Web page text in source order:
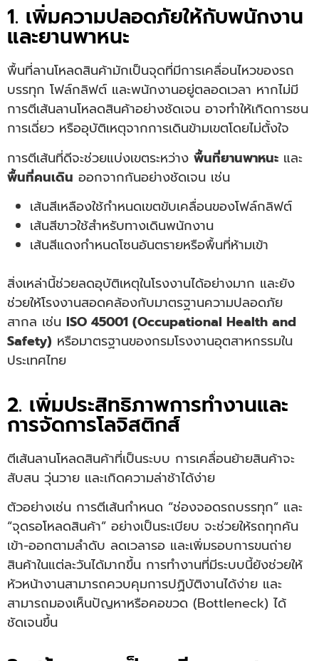
1. เพิ่มความปลอดภัยให้กับพนักงาน
และยานพาหนะ
พื้นที่ลานโหลดสินค้ามักเป็นจุดที่มีการเคลื่อนไหวของรถ
บรรทุก โฟล์กลิฟต์ และพนักงานอยู่ตลอดเวลา หากไม่มี
การตีเส้นลานโหลดสินค้าอย่างชัดเจน อาจทำให้เกิดการชน
การเฉี่ยว หรืออุบัติเหตุจากการเดินข้ามเขตโดยไม่ตั้งใจ
การตีเส้นที่ดีจะช่วยแบ่งเขตระหว่าง พื้นที่ยานพาหนะ และ
พื้นที่คนเดิน ออกจากกันอย่างชัดเจน เช่น
เส้นสีเหลืองใช้กำหนดเขตขับเคลื่อนของโฟล์กลิฟต์
เส้นสีขาวใช้สำหรับทางเดินพนักงาน
เส้นสีแดงกำหนดโซนอันตรายหรือพื้นที่ห้ามเข้า
สิ่งเหล่านี้ช่วยลดอุบัติเหตุในโรงงานได้อย่างมาก และยัง
ช่วยให้โรงงานสอดคล้องกับมาตรฐานความปลอดภัย
สากล เช่น ISO 45001 (Occupational Health and
Safety) หรือมาตรฐานของกรมโรงงานอุตสาหกรรมใน
ประเทศไทย
2. เพิ่มประสิทธิภาพการทำงานและ
การจัดการโลจิสติกส์
ตีเส้นลานโหลดสินค้าที่เป็นระบบ การเคลื่อนย้ายสินค้าจะ
สับสน วุ่นวาย และเกิดความล่าช้าได้ง่าย
ตัวอย่างเช่น การตีเส้นกำหนด “ช่องจอดรถบรรทุก” และ
“จุดรอโหลดสินค้า” อย่างเป็นระเบียบ จะช่วยให้รถทุกคัน
เข้า-ออกตามลำดับ ลดเวลารอ และเพิ่มรอบการขนถ่าย
สินค้าในแต่ละวันได้มากขึ้น การทำงานที่มีระบบนี้ยังช่วยให้
หัวหน้างานสามารถควบคุมการปฏิบัติงานได้ง่าย และ
สามารถมองเห็นปัญหาหรือคอขวด (Bottleneck) ได้
ชัดเจนขึ้น